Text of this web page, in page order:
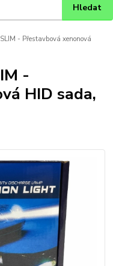
Hledat
- Přestavbová xenonová
-
HID sada,